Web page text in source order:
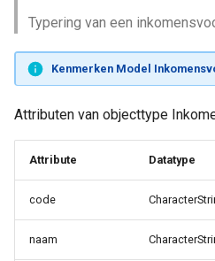
Typering van een
Kenmerken Model
Attributen van objecttype
Attribute Datatype
code
naam